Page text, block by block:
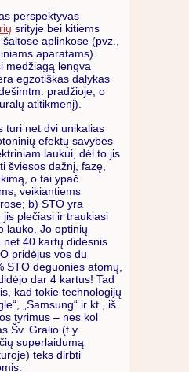
perspektyvas
srityje bei kitiems
aplinkose (pvz.,
aparatams).
medžiagą lengva
egzotiškas dalykas
pradžioje, o
atitikmenį).
turi net dvi unikalias
efektų savybės
laukui, dėl to jis
šviesos dažnį, fazę,
o tai ypač
veikiantiems
b) STO yra
jis plečiasi ir traukiasi
lauko. Jo optinių
net 40 kartų didesnis
pridėjus vos du
STO deguonies atomų,
dar 4 kartus! Tad
kad tokie technologijų
„Samsung“ ir kt., iš
tyrimus – nes kol
Šv. Gralio (t.y.
superlaidumą
teks dirbti